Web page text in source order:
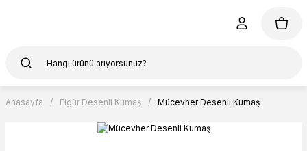
Anasayfa Figür Desenli Kumaş Mücevher Desenli Kumaş